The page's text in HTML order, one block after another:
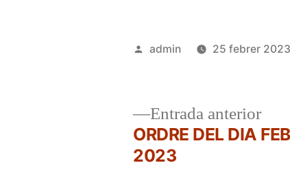
Publicat
admin 25 febrer 2023
Navegació
Entrada anterior
ORDRE DEL DIA
2023